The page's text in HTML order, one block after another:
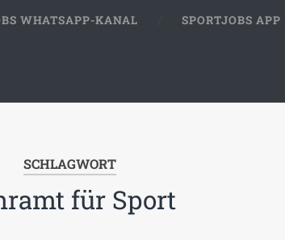
WHATSAPP-KANAL SPORTJOBS APP
SCHLAGWORT
für Sport